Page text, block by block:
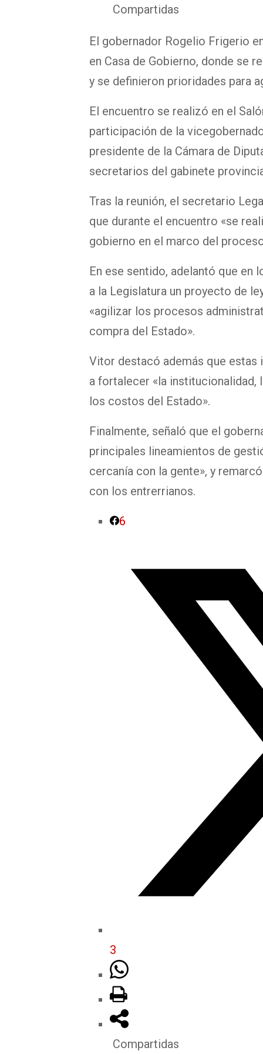
Compartidas
El gobernador Rogelio Frigerio
en Casa de Gobierno, donde se
y se definieron prioridades para
El encuentro se realizó en el
participación de la
presidente de la Cámara de
secretarios del gabinete
Tras la reunión, el secretario
que durante el encuentro «se
gobierno en el marco del
En ese sentido, adelantó que en
a la Legislatura un proyecto de
«agilizar los procesos
compra del Estado».
Vitor destacó además que
a fortalecer «la institucionalidad,
los costos del Estado».
Finalmente, señaló que el
principales lineamientos de
cercanía con la gente», y
con los entrerrianos.
6
3
Compartidas